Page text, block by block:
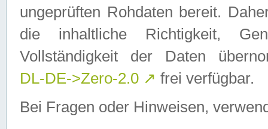
ungeprüften Rohdaten bereit.
die inhaltliche Richtigkeit,
Vollständigkeit der Daten
DL-DE->Zero-2.0 ↗ frei verfügbar.
Bei Fragen oder Hinweisen,